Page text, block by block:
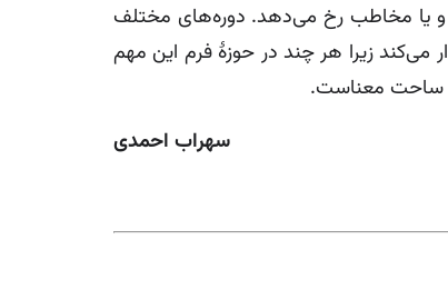
و یا مخاطب رخ می‌دهد. دوره‌های مختلف
می‌کند زیرا هر چند در حوزۀ فرم این مهم
ساحت معناست.
سهراب احمدی